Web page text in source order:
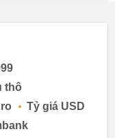
thô
Tỷ giá USD